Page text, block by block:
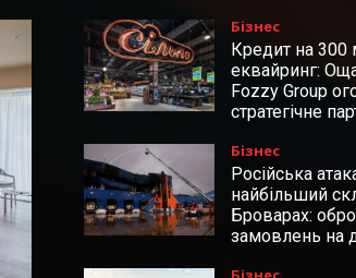
Бізнес
Кредит на 300
еквайринг:
Fozzy Group
стратегічне
Бізнес
Російська
найбільший
Броварах:
замовлень на